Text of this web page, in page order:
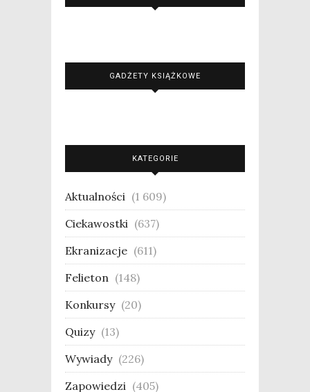
GADŻETY KSIĄŻKOWE
KATEGORIE
Aktualności (1 609)
Ciekawostki (637)
Ekranizacje (611)
Felieton (148)
Konkursy (20)
Quizy (13)
Wywiady (226)
Zapowiedzi (405)